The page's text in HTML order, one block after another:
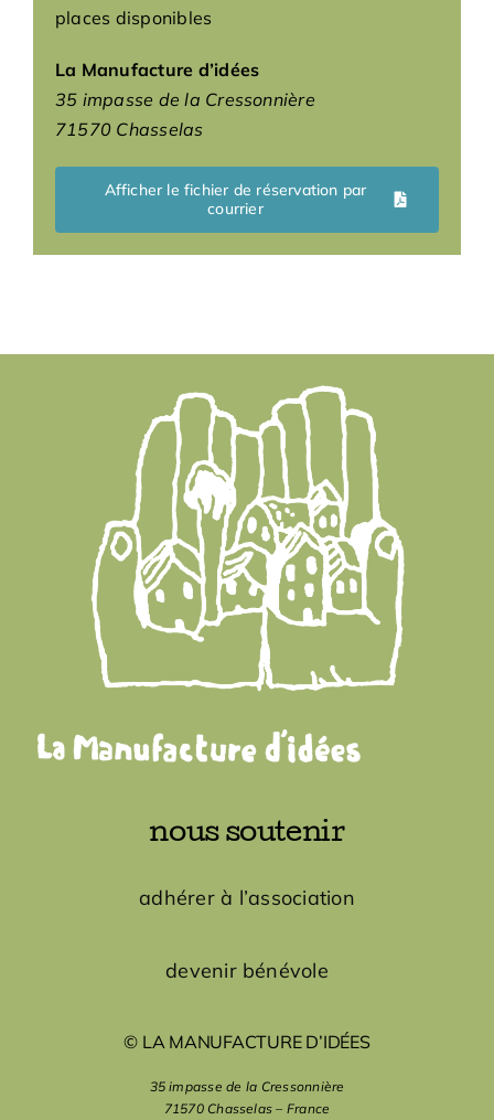
places disponibles
La Manufacture d’idées
35 impasse de la Cressonnière
71570 Chasselas
Afficher le fichier de réservation par
courrier
nous soutenir
adhérer à l’association
devenir bénévole
© LA MANUFACTURE D’IDÉES
35 impasse de la Cressonnière
71570 Chasselas – France